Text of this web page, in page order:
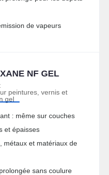
de vapeurs
NF GEL
peintures, vernis et
gel
: même sur couches
et épaisses
métaux et matériaux de
sans coulure